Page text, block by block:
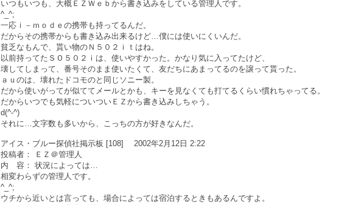
いつもいつも、大概ＥＺＷｅｂから書き込みをしている管理人です。
^_^;
一応ｉ－ｍｏｄｅの携帯も持ってるんだ。
だからその携帯からも書き込み出来るけど…僕には使いにくいんだ。
貧乏なもんで、貰い物のＮ５０２ｉｔはね。
以前持ってたＳＯ５０２ｉは、使いやすかった。かなり気に入ってたけど、
壊してしまって、番号そのまま使いたくて、友だちにあまってるのを譲って貰った。
ａｕのは、壊れたドコモのと同じソニー製。
だから使いがってが似ててメールとかも、キーを見なくても打てるくらい慣れちゃってる。
だからいつでも気軽についついＥＺから書き込みしちゃう。
d(^-^)
それに…文字数も多いから、こっちの方が好きなんだ。
アイス・ブルー探偵社掲示板 [108] 2002年2月12日 2:22
投稿者： ＥＺ＠管理人
内 容： 状況によっては…
相変わらずの管理人です。
^_^;
ウチから近いとは言っても、場合によっては宿泊するときもあるんですよ。